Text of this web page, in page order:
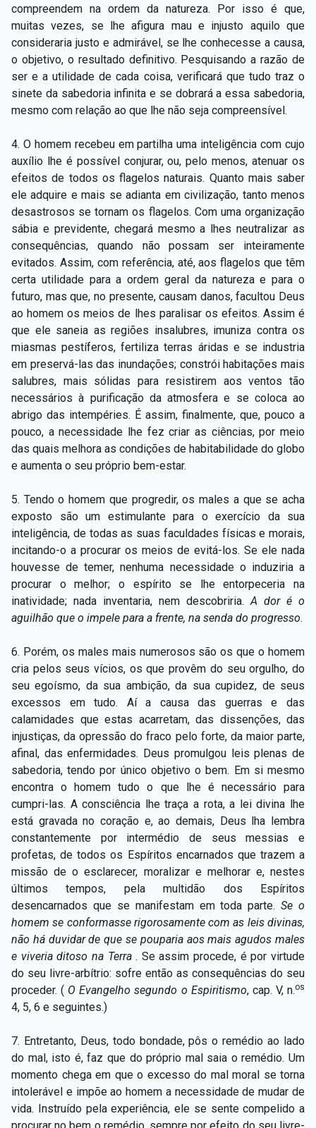
compreendem na ordem da natureza. Por isso é que,
muitas vezes, se lhe afigura mau e injusto aquilo que
consideraria justo e admirável, se lhe conhecesse a causa,
o objetivo, o resultado definitivo. Pesquisando a razão de
ser e a utilidade de cada coisa, verificará que tudo traz o
sinete da sabedoria infinita e se dobrará a essa sabedoria,
mesmo com relação ao que lhe não seja compreensível.
4. O homem recebeu em partilha uma inteligência com cujo
auxílio lhe é possível conjurar, ou, pelo menos, atenuar os
efeitos de todos os flagelos naturais. Quanto mais saber
ele adquire e mais se adianta em civilização, tanto menos
desastrosos se tornam os flagelos. Com uma organização
sábia e previdente, chegará mesmo a lhes neutralizar as
consequências, quando não possam ser inteiramente
evitados. Assim, com referência, até, aos flagelos que têm
certa utilidade para a ordem geral da natureza e para o
futuro, mas que, no presente, causam danos, facultou Deus
ao homem os meios de lhes paralisar os efeitos. Assim é
que ele saneia as regiões insalubres, imuniza contra os
miasmas pestíferos, fertiliza terras áridas e se industria
em preservá-las das inundações; constrói habitações mais
salubres, mais sólidas para resistirem aos ventos tão
necessários à purificação da atmosfera e se coloca ao
abrigo das intempéries. É assim, finalmente, que, pouco a
pouco, a necessidade lhe fez criar as ciências, por meio
das quais melhora as condições de habitabilidade do globo
e aumenta o seu próprio bem-estar.
5. Tendo o homem que progredir, os males a que se acha
exposto são um estimulante para o exercício da sua
inteligência, de todas as suas faculdades físicas e morais,
incitando-o a procurar os meios de evitá-los. Se ele nada
houvesse de temer, nenhuma necessidade o induziria a
procurar o melhor; o espírito se lhe entorpeceria na
inatividade; nada inventaria, nem descobriria. A dor é o
aguilhão que o impele para a frente, na senda do progresso.
6. Porém, os males mais numerosos são os que o homem
cria pelos seus vícios, os que provêm do seu orgulho, do
seu egoísmo, da sua ambição, da sua cupidez, de seus
excessos em tudo. Aí a causa das guerras e das
calamidades que estas acarretam, das dissenções, das
injustiças, da opressão do fraco pelo forte, da maior parte,
afinal, das enfermidades. Deus promulgou leis plenas de
sabedoria, tendo por único objetivo o bem. Em si mesmo
encontra o homem tudo o que lhe é necessário para
cumpri-las. A consciência lhe traça a rota, a lei divina lhe
está gravada no coração e, ao demais, Deus lha lembra
constantemente por intermédio de seus messias e
profetas, de todos os Espíritos encarnados que trazem a
missão de o esclarecer, moralizar e melhorar e, nestes
últimos tempos, pela multidão dos Espíritos
desencarnados que se manifestam em toda parte.Se o
homem se conformasse rigorosamente com as leis divinas,
não há duvidar de que se pouparia aos mais agudos males
e viveria ditoso na Terra . Se assim procede, é por virtude
do seu livre-arbítrio: sofre então as consequências do seu
proceder. ( O Evangelho segundo o Espiritismo, cap. V, n.os
4, 5, 6 e seguintes.)
7. Entretanto, Deus, todo bondade, pôs o remédio ao lado
do mal, isto é, faz que do próprio mal saia o remédio. Um
momento chega em que o excesso do mal moral se torna
intolerável e impõe ao homem a necessidade de mudar de
vida. Instruído pela experiência, ele se sente compelido a